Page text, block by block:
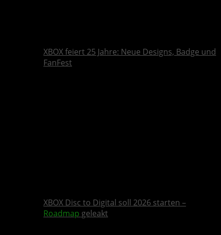
XBOX feiert 25 Jahre: Neue Designs, Badge und
FanFest
XBOX Disc to Digital soll 2026 starten –
Roadmap geleakt